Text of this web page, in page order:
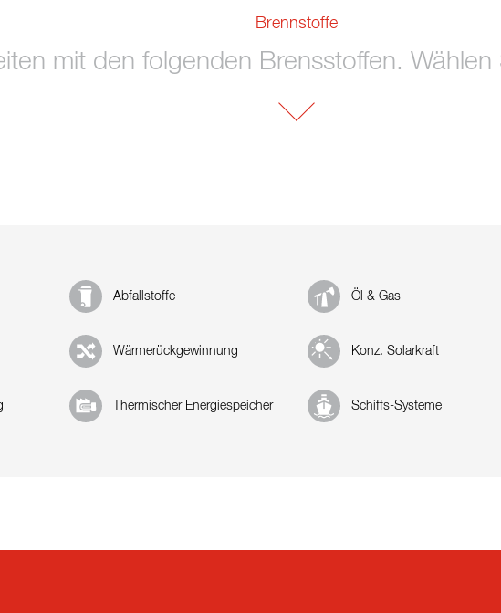
Brennstoffe
mit den folgenden Brensstoffen. Wählen
Abfallstoffe Öl & Gas
Wärmerückgewinnung Konz. Solarkraft
Thermischer Energiespeicher Schiffs-Systeme